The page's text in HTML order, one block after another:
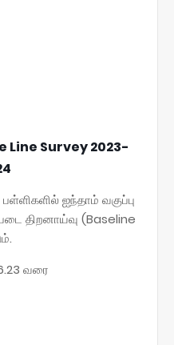
Line Survey 2023-
பள்ளிகளில் ஐந்தாம் வகுப்பு
திறனாய்வு (Baseline
வரை